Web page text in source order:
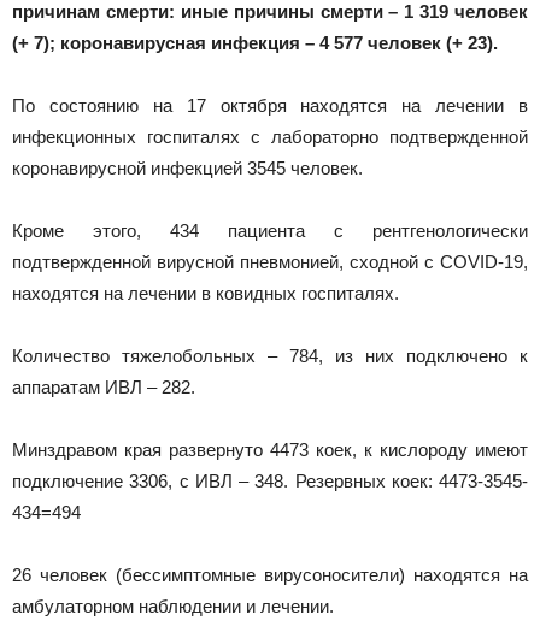
причинам смерти: иные причины смерти – 1 319 человек
(+ 7); коронавирусная инфекция – 4 577 человек (+ 23).
По состоянию на 17 октября находятся на лечении в
инфекционных госпиталях с лабораторно подтвержденной
коронавирусной инфекцией 3545 человек.
Кроме этого, 434 пациента с рентгенологически
подтвержденной вирусной пневмонией, сходной с COVID-19,
находятся на лечении в ковидных госпиталях.
Количество тяжелобольных – 784, из них подключено к
аппаратам ИВЛ – 282.
Минздравом края развернуто 4473 коек, к кислороду имеют
подключение 3306, с ИВЛ – 348. Резервных коек: 4473-3545-
434=494
26 человек (бессимптомные вирусоносители) находятся на
амбулаторном наблюдении и лечении.